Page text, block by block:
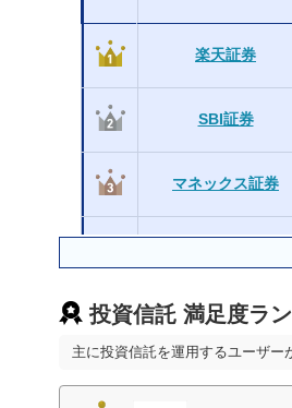
楽天証券
SBI証券
マネックス証券
三菱ＵＦＪｅスマート
証券（旧：auカブコ
ＳＭＢＣ日興証券
投資信託 満足度ラ
主に投資信託を運用するユーザー